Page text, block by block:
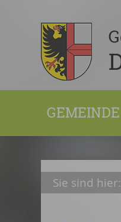
GEMEINDE
Sie sind hier: